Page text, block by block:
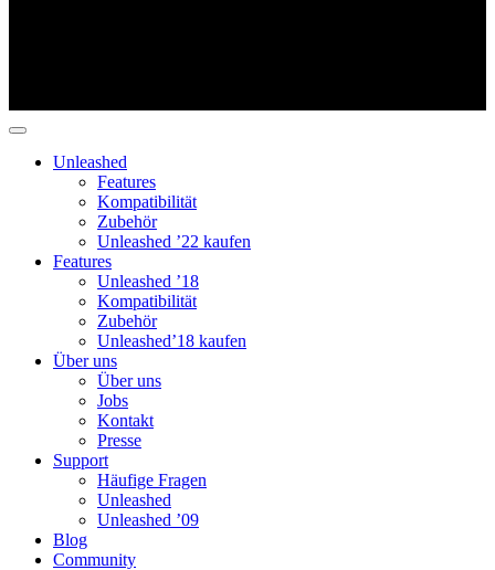
Unleashed
Features
Kompatibilität
Zubehör
Unleashed ’22 kaufen
Features
Unleashed ’18
Kompatibilität
Zubehör
Unleashed’18 kaufen
Über uns
Über uns
Jobs
Kontakt
Presse
Support
Häufige Fragen
Unleashed
Unleashed ’09
Blog
Community